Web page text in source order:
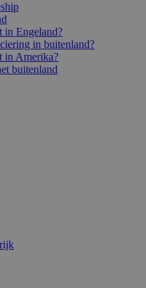
in Engeland?
in buitenland?
in Amerika?
buitenland